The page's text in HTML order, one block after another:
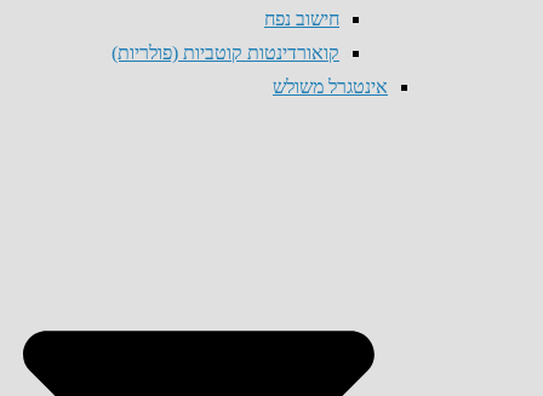
חישוב נפח
קואורדינטות קוטביות (פולריות)
אינטגרל משולש